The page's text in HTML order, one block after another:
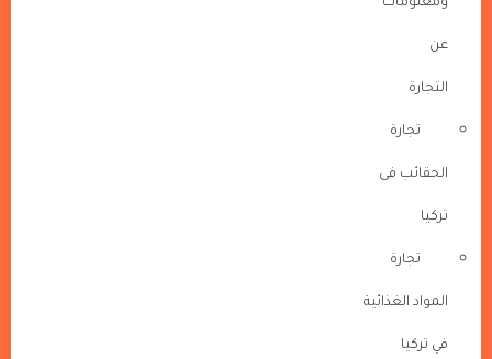
عن
التجارة
تجارة
الحقائب فى
تركيا
تجارة
المواد الغذائية
في تركيا